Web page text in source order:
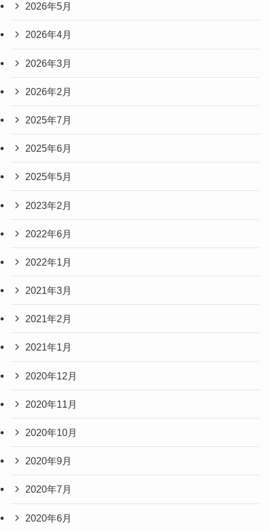
2026年5月
2026年4月
2026年3月
2026年2月
2025年7月
2025年6月
2025年5月
2023年2月
2022年6月
2022年1月
2021年3月
2021年2月
2021年1月
2020年12月
2020年11月
2020年10月
2020年9月
2020年7月
2020年6月